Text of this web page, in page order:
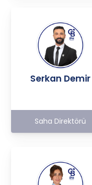
Serkan Demir
Saha Direktörü